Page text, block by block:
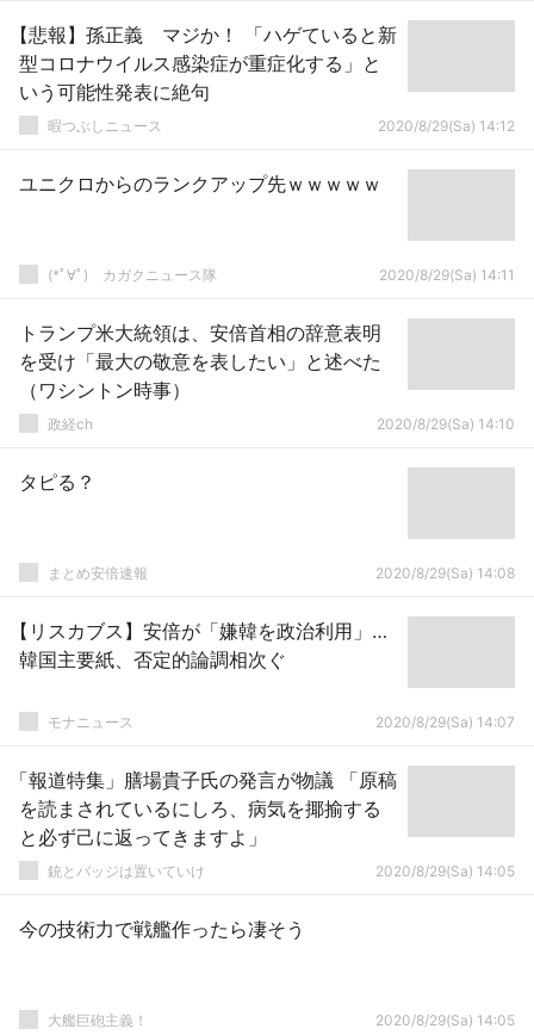
【悲報】孫正義 マジか！ 「ハゲていると新
型コロナウイルス感染症が重症化する」と
いう可能性発表に絶句
暇つぶしニュース 2020/8/29(Sa) 14:12
ユニクロからのランクアップ先ｗｗｗｗｗ
(*ﾟ∀ﾟ)ゞカガクニュース隊 2020/8/29(Sa) 14:11
トランプ米大統領は、安倍首相の辞意表明
を受け「最大の敬意を表したい」と述べた
（ワシントン時事）
政経ch 2020/8/29(Sa) 14:10
タピる？
まとめ安倍速報 2020/8/29(Sa) 14:08
【リスカブス】安倍が「嫌韓を政治利用」…
韓国主要紙、否定的論調相次ぐ
モナニュース 2020/8/29(Sa) 14:07
「報道特集」膳場貴子氏の発言が物議 「原稿
を読まされているにしろ、病気を揶揄する
と必ず己に返ってきますよ」
銃とバッジは置いていけ 2020/8/29(Sa) 14:05
今の技術力で戦艦作ったら凄そう
大艦巨砲主義！ 2020/8/29(Sa) 14:05